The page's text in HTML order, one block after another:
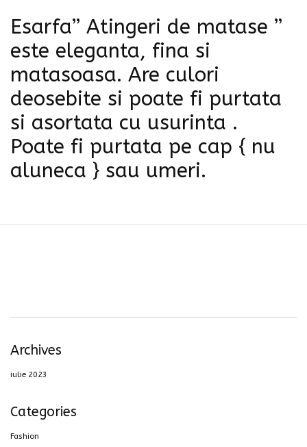
Esarfa” Atingeri de matase ”
este eleganta, fina si
matasoasa. Are culori
deosebite si poate fi purtata
si asortata cu usurinta .
Poate fi purtata pe cap { nu
aluneca } sau umeri.
Archives
iulie 2023
Categories
Fashion